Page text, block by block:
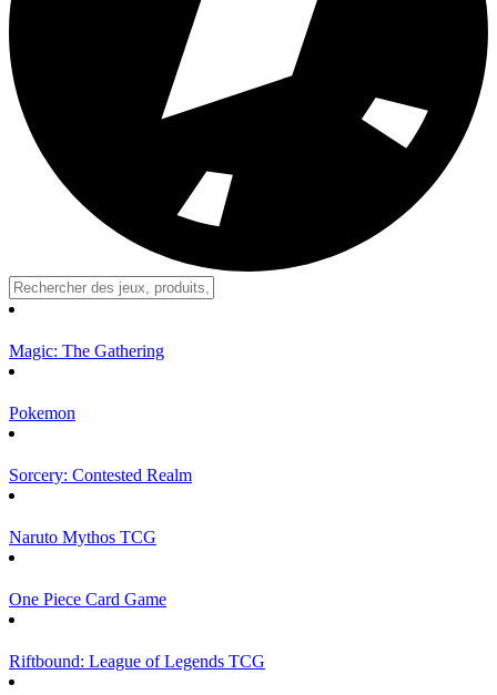
Magic: The Gathering
Pokemon
Sorcery: Contested Realm
Naruto Mythos TCG
One Piece Card Game
Riftbound: League of Legends TCG